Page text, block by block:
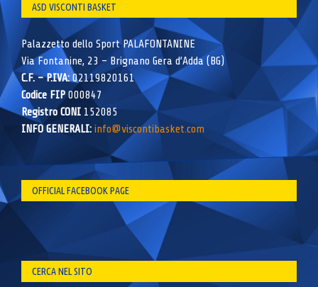
ASD VISCONTI BASKET
Palazzetto dello Sport PALAFONTANINE
Via Fontanine, 23 – Brignano Gera d’Adda (BG)
C.F. – P.IVA:02119820161
Codice FIP000847
Registro CONI 152085
INFO GENERALI: info@viscontibasket.com
OFFICIAL FACEBOOK PAGE
CERCA NEL SITO